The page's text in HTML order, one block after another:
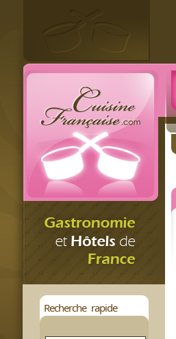
Recherche rapide